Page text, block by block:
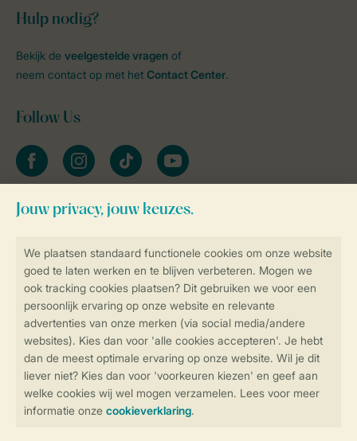
Controle over jouw gegevens &
Veilig en snel online boeken
Veilige gegevensoverdracht
Veilige betaling
Hulp nodig?
Bekijk de veelgestelde vragen of
neem contact op met het Contact Center.
Follow Us
facebookinstagramtiktok youtube
Blijf op de hoogte